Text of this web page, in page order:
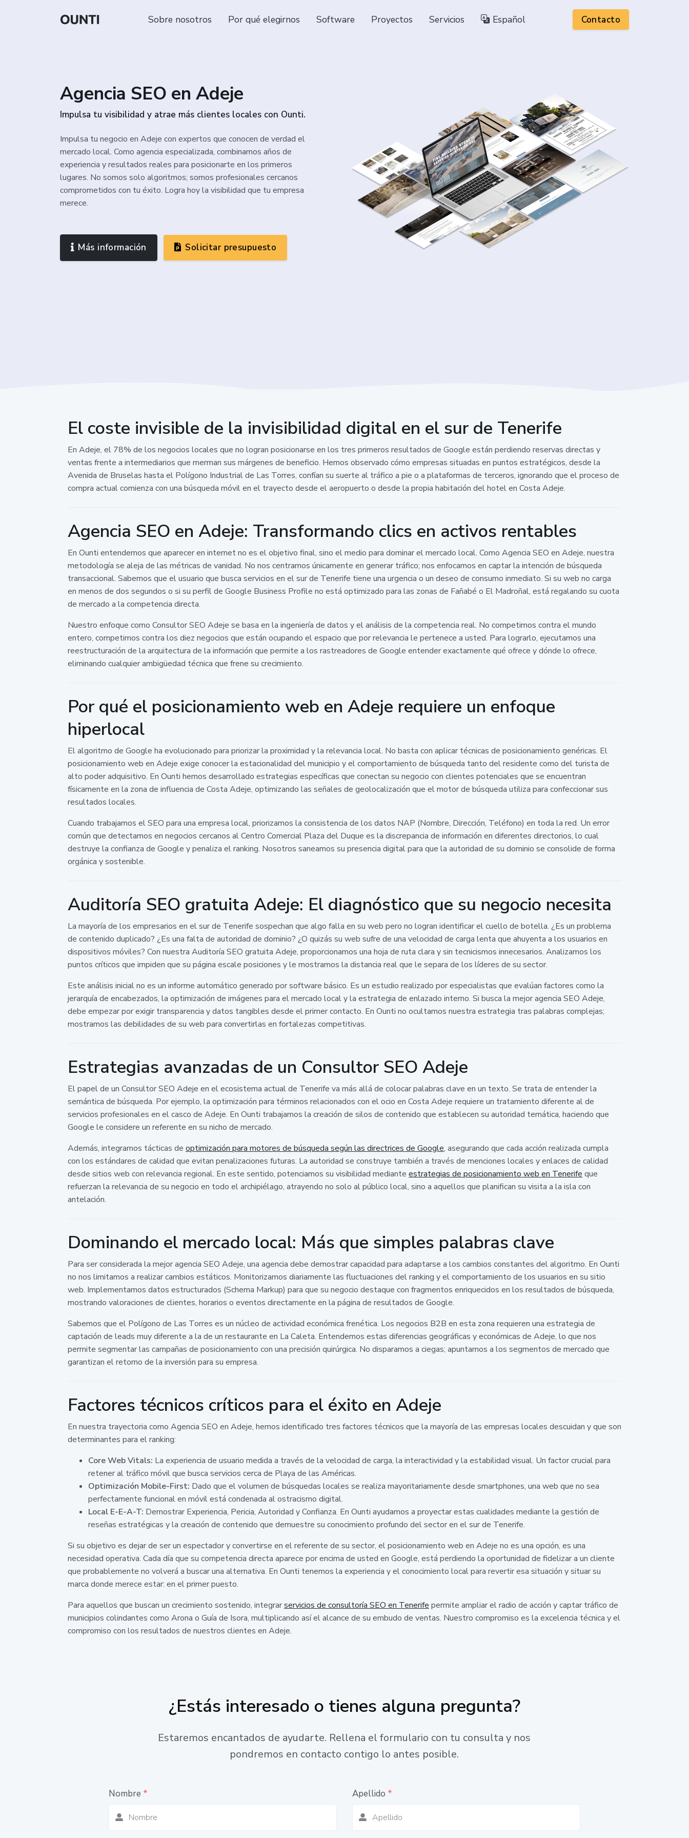
Sobre nosotros Por qué elegirnos Software Proyectos Servicios Español Contacto
Agencia SEO en Adeje
Impulsa tu visibilidad y atrae más clientes locales con Ounti.
Impulsa tu negocio en Adeje con expertos que conocen de verdad el
mercado local. Como agencia especializada, combinamos años de
experiencia y resultados reales para posicionarte en los primeros
lugares. No somos solo algoritmos; somos profesionales cercanos
comprometidos con tu éxito. Logra hoy la visibilidad que tu empresa
merece.
Más información Solicitar presupuesto
El coste invisible de la invisibilidad digital en el sur de Tenerife
En Adeje, el 78% de los negocios locales que no logran posicionarse en los tres primeros resultados de Google están perdiendo reservas directas y
ventas frente a intermediarios que merman sus márgenes de beneficio. Hemos observado cómo empresas situadas en puntos estratégicos, desde la
Avenida de Bruselas hasta el Polígono Industrial de Las Torres, confían su suerte al tráfico a pie o a plataformas de terceros, ignorando que el proceso de
compra actual comienza con una búsqueda móvil en el trayecto desde el aeropuerto o desde la propia habitación del hotel en Costa Adeje.
Agencia SEO en Adeje: Transformando clics en activos rentables
En Ounti entendemos que aparecer en internet no es el objetivo final, sino el medio para dominar el mercado local. Como Agencia SEO en Adeje, nuestra
metodología se aleja de las métricas de vanidad. No nos centramos únicamente en generar tráfico; nos enfocamos en captar la intención de búsqueda
transaccional. Sabemos que el usuario que busca servicios en el sur de Tenerife tiene una urgencia o un deseo de consumo inmediato. Si su web no carga
en menos de dos segundos o si su perfil de Google Business Profile no está optimizado para las zonas de Fañabé o El Madroñal, está regalando su cuota
de mercado a la competencia directa.
Nuestro enfoque como Consultor SEO Adeje se basa en la ingeniería de datos y el análisis de la competencia real. No competimos contra el mundo
entero, competimos contra los diez negocios que están ocupando el espacio que por relevancia le pertenece a usted. Para lograrlo, ejecutamos una
reestructuración de la arquitectura de la información que permite a los rastreadores de Google entender exactamente qué ofrece y dónde lo ofrece,
eliminando cualquier ambigüedad técnica que frene su crecimiento.
Por qué el posicionamiento web en Adeje requiere un enfoque
hiperlocal
El algoritmo de Google ha evolucionado para priorizar la proximidad y la relevancia local. No basta con aplicar técnicas de posicionamiento genéricas. El
posicionamiento web en Adeje exige conocer la estacionalidad del municipio y el comportamiento de búsqueda tanto del residente como del turista de
alto poder adquisitivo. En Ounti hemos desarrollado estrategias específicas que conectan su negocio con clientes potenciales que se encuentran
físicamente en la zona de influencia de Costa Adeje, optimizando las señales de geolocalización que el motor de búsqueda utiliza para confeccionar sus
resultados locales.
Cuando trabajamos el SEO para una empresa local, priorizamos la consistencia de los datos NAP (Nombre, Dirección, Teléfono) en toda la red. Un error
común que detectamos en negocios cercanos al Centro Comercial Plaza del Duque es la discrepancia de información en diferentes directorios, lo cual
destruye la confianza de Google y penaliza el ranking. Nosotros saneamos su presencia digital para que la autoridad de su dominio se consolide de forma
orgánica y sostenible.
Auditoría SEO gratuita Adeje: El diagnóstico que su negocio necesita
La mayoría de los empresarios en el sur de Tenerife sospechan que algo falla en su web pero no logran identificar el cuello de botella. ¿Es un problema
de contenido duplicado? ¿Es una falta de autoridad de dominio? ¿O quizás su web sufre de una velocidad de carga lenta que ahuyenta a los usuarios en
dispositivos móviles? Con nuestra Auditoría SEO gratuita Adeje, proporcionamos una hoja de ruta clara y sin tecnicismos innecesarios. Analizamos los
puntos críticos que impiden que su página escale posiciones y le mostramos la distancia real que le separa de los líderes de su sector.
Este análisis inicial no es un informe automático generado por software básico. Es un estudio realizado por especialistas que evalúan factores como la
jerarquía de encabezados, la optimización de imágenes para el mercado local y la estrategia de enlazado interno. Si busca la mejor agencia SEO Adeje,
debe empezar por exigir transparencia y datos tangibles desde el primer contacto. En Ounti no ocultamos nuestra estrategia tras palabras complejas;
mostramos las debilidades de su web para convertirlas en fortalezas competitivas.
Estrategias avanzadas de un Consultor SEO Adeje
El papel de un Consultor SEO Adeje en el ecosistema actual de Tenerife va más allá de colocar palabras clave en un texto. Se trata de entender la
semántica de búsqueda. Por ejemplo, la optimización para términos relacionados con el ocio en Costa Adeje requiere un tratamiento diferente al de
servicios profesionales en el casco de Adeje. En Ounti trabajamos la creación de silos de contenido que establecen su autoridad temática, haciendo que
Google le considere un referente en su nicho de mercado.
Además, integramos tácticas de optimización para motores de búsqueda según las directrices de Google, asegurando que cada acción realizada cumpla
con los estándares de calidad que evitan penalizaciones futuras. La autoridad se construye también a través de menciones locales y enlaces de calidad
desde sitios web con relevancia regional. En este sentido, potenciamos su visibilidad mediante estrategias de posicionamiento web en Tenerife que
refuerzan la relevancia de su negocio en todo el archipiélago, atrayendo no solo al público local, sino a aquellos que planifican su visita a la isla con
antelación.
Dominando el mercado local: Más que simples palabras clave
Para ser considerada la mejor agencia SEO Adeje, una agencia debe demostrar capacidad para adaptarse a los cambios constantes del algoritmo. En Ounti
no nos limitamos a realizar cambios estáticos. Monitorizamos diariamente las fluctuaciones del ranking y el comportamiento de los usuarios en su sitio
web. Implementamos datos estructurados (Schema Markup) para que su negocio destaque con fragmentos enriquecidos en los resultados de búsqueda,
mostrando valoraciones de clientes, horarios o eventos directamente en la página de resultados de Google.
Sabemos que el Polígono de Las Torres es un núcleo de actividad económica frenética. Los negocios B2B en esta zona requieren una estrategia de
captación de leads muy diferente a la de un restaurante en La Caleta. Entendemos estas diferencias geográficas y económicas de Adeje, lo que nos
permite segmentar las campañas de posicionamiento con una precisión quirúrgica. No disparamos a ciegas; apuntamos a los segmentos de mercado que
garantizan el retorno de la inversión para su empresa.
Factores técnicos críticos para el éxito en Adeje
En nuestra trayectoria como Agencia SEO en Adeje, hemos identificado tres factores técnicos que la mayoría de las empresas locales descuidan y que son
determinantes para el ranking:
Core Web Vitals: La experiencia de usuario medida a través de la velocidad de carga, la interactividad y la estabilidad visual. Un factor crucial para
retener al tráfico móvil que busca servicios cerca de Playa de las Américas.
Optimización Mobile-First: Dado que el volumen de búsquedas locales se realiza mayoritariamente desde smartphones, una web que no sea
perfectamente funcional en móvil está condenada al ostracismo digital.
Local E-E-A-T: Demostrar Experiencia, Pericia, Autoridad y Confianza. En Ounti ayudamos a proyectar estas cualidades mediante la gestión de
reseñas estratégicas y la creación de contenido que demuestre su conocimiento profundo del sector en el sur de Tenerife.
Si su objetivo es dejar de ser un espectador y convertirse en el referente de su sector, el posicionamiento web en Adeje no es una opción, es una
necesidad operativa. Cada día que su competencia directa aparece por encima de usted en Google, está perdiendo la oportunidad de fidelizar a un cliente
que probablemente no volverá a buscar una alternativa. En Ounti tenemos la experiencia y el conocimiento local para revertir esa situación y situar su
marca donde merece estar: en el primer puesto.
Para aquellos que buscan un crecimiento sostenido, integrarservicios de consultoría SEO en Tenerife permite ampliar el radio de acción y captar tráfico de
municipios colindantes como Arona o Guía de Isora, multiplicando así el alcance de su embudo de ventas. Nuestro compromiso es la excelencia técnica y el
compromiso con los resultados de nuestros clientes en Adeje.
¿Estás interesado o tienes alguna pregunta?
Estaremos encantados de ayudarte. Rellena el formulario con tu consulta y nos
pondremos en contacto contigo lo antes posible.
Nombre * Apellido *